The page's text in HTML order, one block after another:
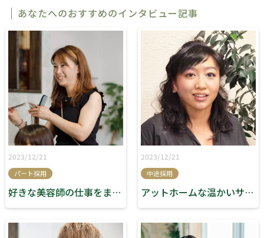
あなたへのおすすめのインタビュー記事
2023/12/21
パート採用
好きな美容師の仕事をまた始められました！
2023/12/21
中途採用
アットホームな温かいサロンです！